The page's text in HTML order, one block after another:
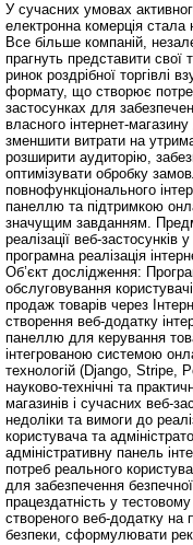
У сучасних умовах
електронна комерція
Все більше компаній,
прагнуть представити свої
ринок роздрібної торгівлі
формату, що створює
застосунках для
власного інтернет-
зменшити витрати на
розширити аудиторію,
оптимізувати обробку
повнофункціонального
панеллю та підтримкою
значущим завданням.
реалізації веб-застосунків
програмна реалізація
Об’єкт дослідження:
обслуговування
продаж товарів через
створення веб-додатку
панеллю для керування
інтегрованою системою
технологій (Django, Stripe,
науково-технічні та
магазинів і сучасних веб-
недоліки та вимоги до
користувача та
адміністративну панель
потреб реального
для забезпечення
працездатність у
створеного веб-додатку на
безпеки, сформулювати